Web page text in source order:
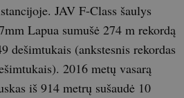
JAV F-Class šaulys
Lapua sumušė 274 m rekordą
dešimtukais (ankstesnis rekordas
2016 metų vasarą
iš 914 metrų sušaudė 10